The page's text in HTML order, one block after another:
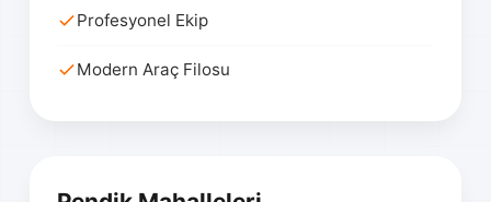
Profesyonel Ekip
Modern Araç Filosu